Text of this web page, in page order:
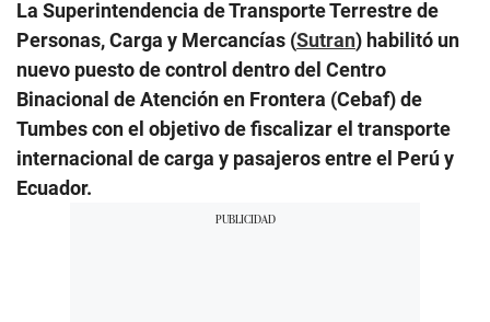
La Superintendencia de Transporte Terrestre de
Personas, Carga y Mercancías (Sutran) habilitó un
nuevo puesto de control dentro del Centro
Binacional de Atención en Frontera (Cebaf) de
Tumbes con el objetivo de fiscalizar el transporte
internacional de carga y pasajeros entre el Perú y
Ecuador.